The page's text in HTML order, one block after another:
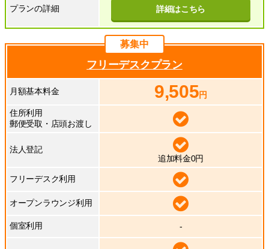
プランの詳細 詳細はこちら
募集中
フリーデスクプラン
月額基本料金 9,505 円
住所利用
郵便受取・店頭お渡し
法人登記
追加料金0円
フリーデスク利用
オープンラウンジ利用
個室利用 -